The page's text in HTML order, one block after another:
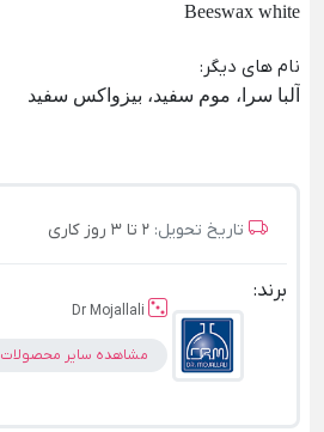
Beeswax white
نام های دیگر :
آلبا سرا، موم سفید، بیزواکس سفید
تاریخ تحویل: 2 تا 3 روز کاری
برند:
Dr Mojallali
مشاهده سایر محصولات